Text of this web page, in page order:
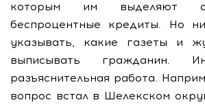
которым им выделяют
беспроцентные кредиты. Но
указывать, какие газеты и
выписывать гражданин.
разъяснительная работа.
вопрос встал в Шелекском